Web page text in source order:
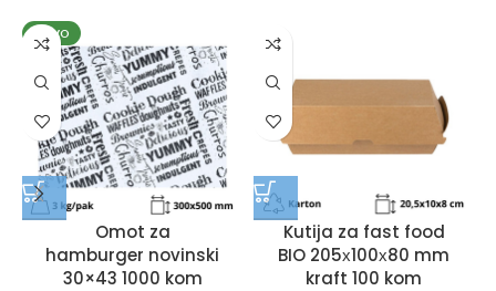
NOVO
Omot za
hamburger novinski
30×43 1000 kom
Kutija za fast food
BIO 205х100х80 mm
kraft 100 kom